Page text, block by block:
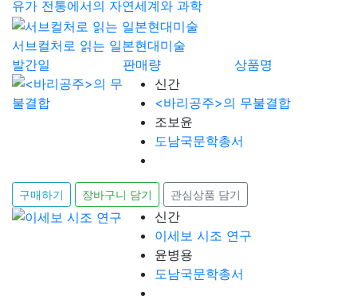
유가 전통에서의 자연세계와 과학
서브컬처로 읽는 일본현대미술
발간일
판매량
상품명
신간
<바리공주>의 무불결합
조보윤
도남국문학총서
구매하기 장바구니 담기 관심상품 담기
신간
이세보 시조 연구
윤병용
도남국문학총서